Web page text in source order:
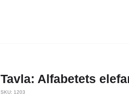
Tavla: Alfabetets
SKU: 1203